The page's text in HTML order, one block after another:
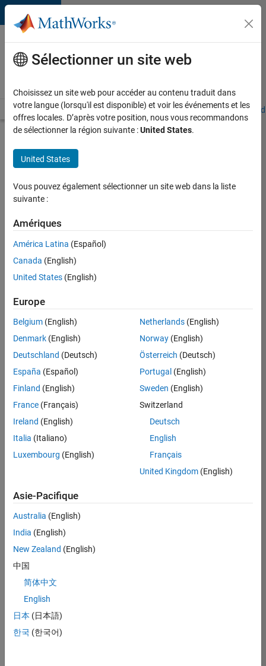
Passer au contenu
Votre
carrière
chez
Accueil Explorer nos opportunités Adresses de nos bureaux
d’autres
offres
Senior
Software
Quality
Engineer
maintenant
Poste:
36935-
Ingénierie
de
la
FR-
Résumé
du
poste
Are you
about
state-of-
the-art
Do you
Sélectionner un site web
Choisissez un site web pour accéder au contenu traduit dans
votre langue (lorsqu'il est disponible) et voir les événements et les
offres locales. D’après votre position, nous vous recommandons
de sélectionner la région suivante :United States.
United States
Vous pouvez également sélectionner un site web dans la liste
suivante :
Amériques
América Latina (Español)
Canada (English)
United States (English)
Europe
Belgium (English)
Denmark (English)
Deutschland (Deutsch)
España (Español)
Finland (English)
France (Français)
Ireland (English)
Italia (Italiano)
Luxembourg (English)
Netherlands(English)
Norway(English)
Österreich (Deutsch)
Portugal (English)
Sweden (English)
Switzerland
Deutsch
English
Français
United Kingdom(English)
Asie-Pacifique
Australia (English)
India (English)
New Zealand (English)
中国
简体中文
English
日本 (日本語)
한국 (한국어)